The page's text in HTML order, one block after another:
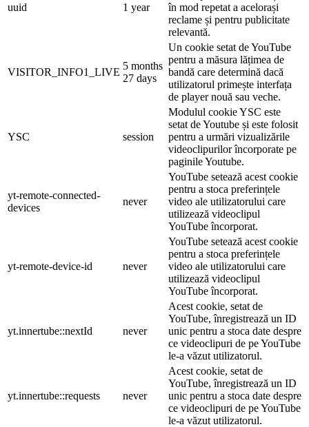
uuid 1 year
în mod repetat a acelorași
reclame și pentru publicitate
relevantă.
VISITOR_INFO1_LIVE
5 months
27 days
Un cookie setat de YouTube
pentru a măsura lățimea de
bandă care determină dacă
utilizatorul primește interfața
de player nouă sau veche.
YSC session
Modulul cookie YSC este
setat de Youtube și este folosit
pentru a urmări vizualizările
videoclipurilor încorporate pe
paginile Youtube.
yt-remote-connected-
devices
never
YouTube setează acest cookie
pentru a stoca preferințele
video ale utilizatorului care
utilizează videoclipul
YouTube încorporat.
yt-remote-device-id never
YouTube setează acest cookie
pentru a stoca preferințele
video ale utilizatorului care
utilizează videoclipul
YouTube încorporat.
yt.innertube::nextId never
Acest cookie, setat de
YouTube, înregistrează un ID
unic pentru a stoca date despre
ce videoclipuri de pe YouTube
le-a văzut utilizatorul.
yt.innertube::requests never
Acest cookie, setat de
YouTube, înregistrează un ID
unic pentru a stoca date despre
ce videoclipuri de pe YouTube
le-a văzut utilizatorul.